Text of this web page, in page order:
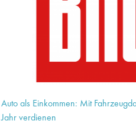
Auto als Einkommen: Mit
Jahr verdienen